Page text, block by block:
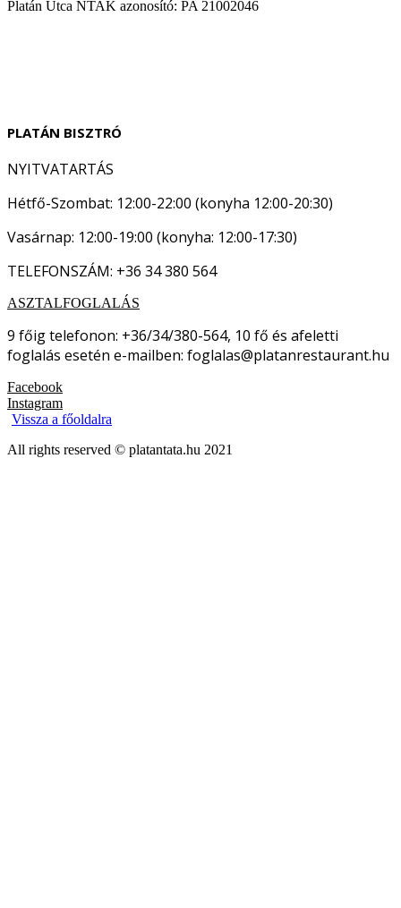
Platán Utca NTAK azonosító: PA 21002046
PLATÁN BISZTRÓ
NYITVATARTÁS
Hétfő-Szombat: 12:00-22:00 (konyha 12:00-20:30)
Vasárnap: 12:00-19:00 (konyha: 12:00-17:30)
TELEFONSZÁM: +36 34 380 564
ASZTALFOGLALÁS
9 főig telefonon: +36/34/380-564, 10 fő és afeletti
foglalás esetén e-mailben: foglalas@platanrestaurant.hu
Facebook
Instagram
Vissza a főoldalra
All rights reserved © platantata.hu 2021